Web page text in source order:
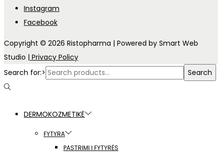
Instagram
Facebook
Copyright © 2026 Ristopharma | Powered by Smart Web
Studio | Privacy Policy
Search for:>
Search
DERMOKOZMETIKË
FYTYRA
PASTRIMI I FYTYRËS